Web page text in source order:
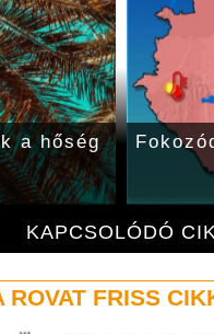
KAPCSOLÓDÓ
a hőség
ROVAT FRISS